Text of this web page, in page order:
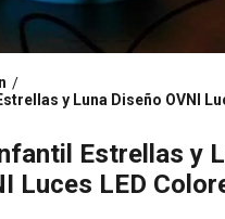
/
y Luna Diseño OVNI
Estrellas y
Luces LED